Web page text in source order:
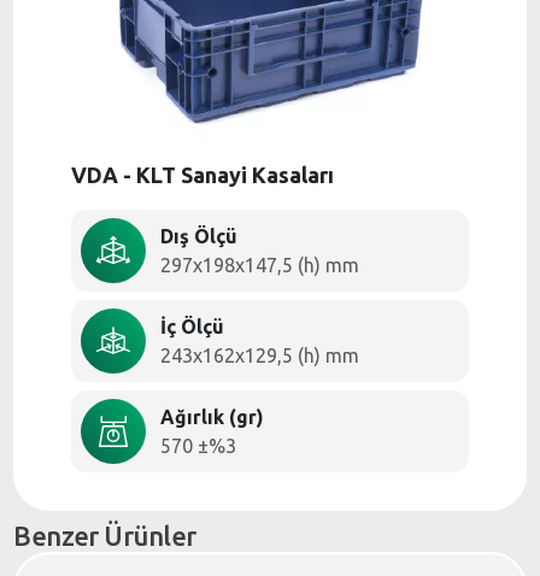
VDA - KLT Sanayi Kasaları
Dış Ölçü
297x198x147,5 (h) mm
İç Ölçü
243x162x129,5 (h) mm
Ağırlık (gr)
570 ±%3
Benzer Ürünler